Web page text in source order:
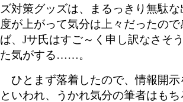
ズ対策グッズは、まるっきり無駄
度が上がって気分は上々だったの
ば、Jサ氏はすご～く申し訳なさそ
た気がする……。
ひとまず落着したので、情報開示
といわれ、うかれ気分の筆者はも